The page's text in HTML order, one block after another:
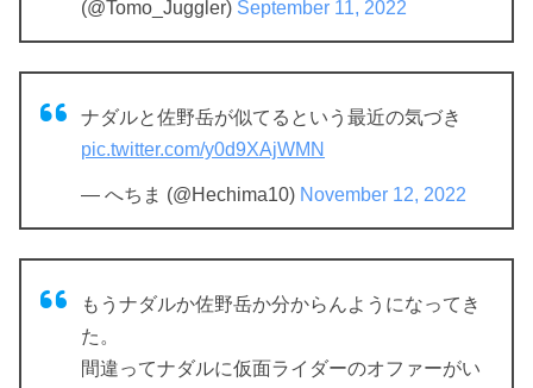
(@Tomo_Juggler) September 11, 2022
ナダルと佐野岳が似てるという最近の気づき
pic.twitter.com/y0d9XAjWMN
— へちま (@Hechima10) November 12, 2022
もうナダルか佐野岳か分からんようになってき
た。
間違ってナダルに仮面ライダーのオファーがい